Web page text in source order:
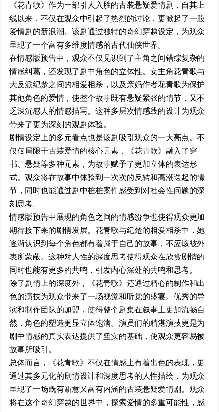
童话故事下集 (2024)
166108次播放
余烬之上 (2024)
164626次播放
平凡之路
164291次播放
大河之水 (2025)
159932次播放
《花青歌》作为一部引人入胜的古装悬疑爱情剧，自其上
线以来，不仅在观众中引起了热烈的讨论，更掀起了一股
爱情剧的新浪潮。该剧通过独特的奇幻穿越设定，为观众
呈现了一个富有多维度情感的古代仙侠世界。
在情感版预告中，观众不仅见识到了主角之间错综复杂的
情感纠葛，还发现了剧中角色的立体性。女主角花青歌与
大反派纪楚之间的相爱相杀，以及亲妈作者花青歌为保护
其他角色的爱情，使整个故事既有悬疑紧张的情节，又不
乏深沉感人的情感描写。这种多层次情感线的设计为观众
带来了更为深刻的观剧体验。
剧情设定上的多元看点也是该剧吸引观众的一大亮点。不
仅仅局限于古装爱情的核心元素，《花青歌》融入了穿
书、悬疑等多种元素，为故事赋予了更加立体的表达形
式。观众将在故事中体验到一次次的反转和高潮迭起的情
节，同时也能通过剧中桩桩案件感受到对社会性问题的深
刻思考。
情感版预告中展现的角色之间的情感纷争也使得观众更加
期待接下来的剧情发展。花青歌与纪楚的相爱相杀中，她
逐渐认识到每个角色都有着属于自己的故事，不应该被外
表所蒙蔽。这种对人性的深度思考使得观众在欣赏剧情的
同时也能有更多的共鸣，引发内心深处的共鸣和思考。
除了剧情上的深度外，《花青歌》还通过精心的制作和出
色的演技为观众带来了一场视觉和听觉的盛宴。优秀的导
演和制作团队的加盟，使得整个剧集在叙事上更加流畅自
然，角色的塑造更显立体饱满。演员们的精湛演技更是为
剧中情感的真实表达提供了坚实的基础，使观众更容易被
故事所吸引。
总体而言，《花青歌》不仅在情感上有着出色的表现，更
通过其多元化的剧情设计和深度思考的人性描绘，为观众
呈现了一场既有新意又富有内涵的古装悬疑爱情剧。观众
将在这个奇幻穿越的世界中，探索爱情的多重可能性，感